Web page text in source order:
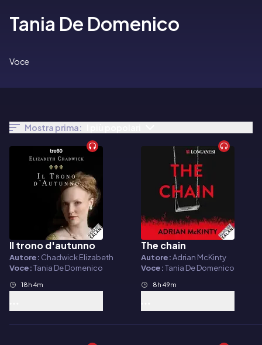
Tania De Domenico
Voce
Mostra prima:
Audiolibro
Il trono d'autunno
Autore: Chadwick Elizabeth
Voce:Tania De Domenico
18h 4m
Audiolibro
The chain
Autore:Adrian McKinty
Voce:Tania De Domenico
8h 49m